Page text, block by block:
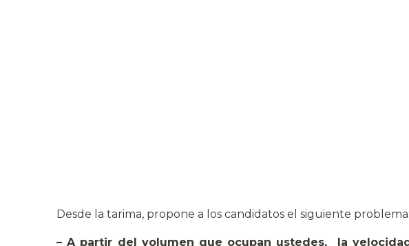
Desde la tarima, propone a los candidatos el siguiente problema:
– A partir del volumen que ocupan ustedes, la